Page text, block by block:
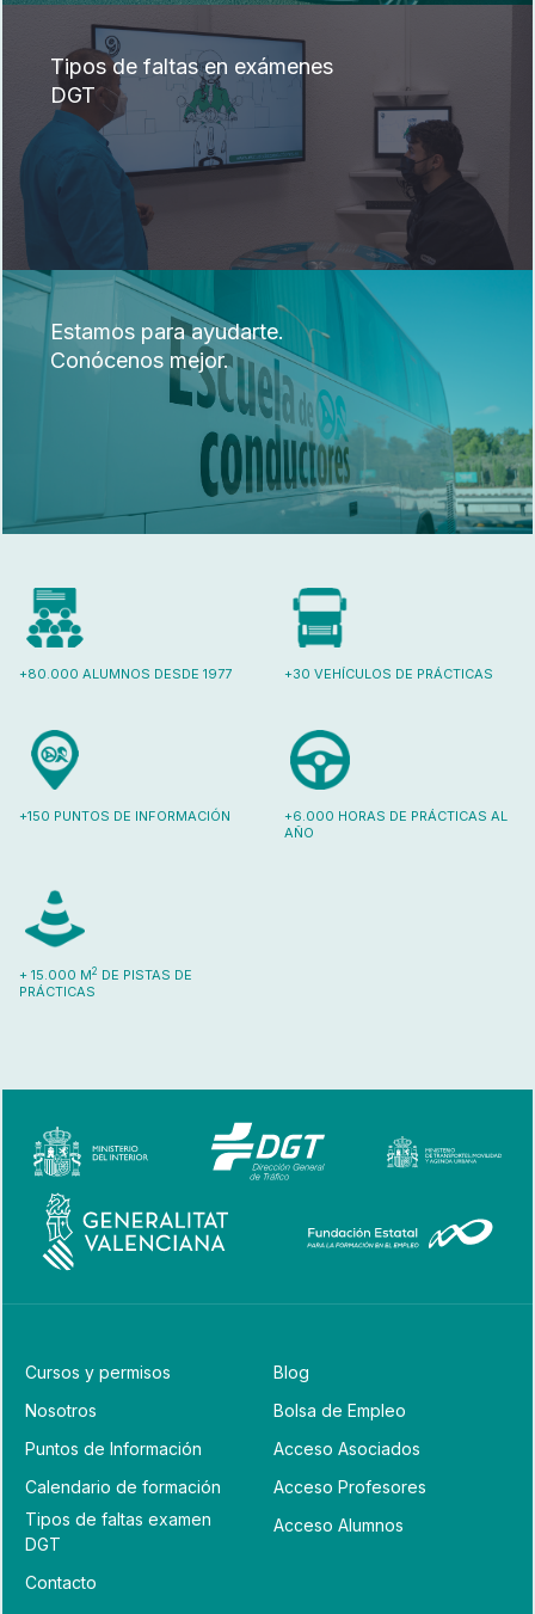
Tipos de faltas en exámenes
DGT
Estamos para ayudarte.
Conócenos mejor.
+80.000 ALUMNOS DESDE 1977 +30 VEHÍCULOS DE PRÁCTICAS
+150 PUNTOS DE INFORMACIÓN
+6.000 HORAS DE PRÁCTICAS AL
AÑO
+ 15.000 M2 DE PISTAS DE
PRÁCTICAS
Cursos y permisos
Nosotros
Puntos de Información
Calendario de formación
Tipos de faltas examen
DGT
Contacto
Blog
Bolsa de Empleo
Acceso Asociados
Acceso Profesores
Acceso Alumnos